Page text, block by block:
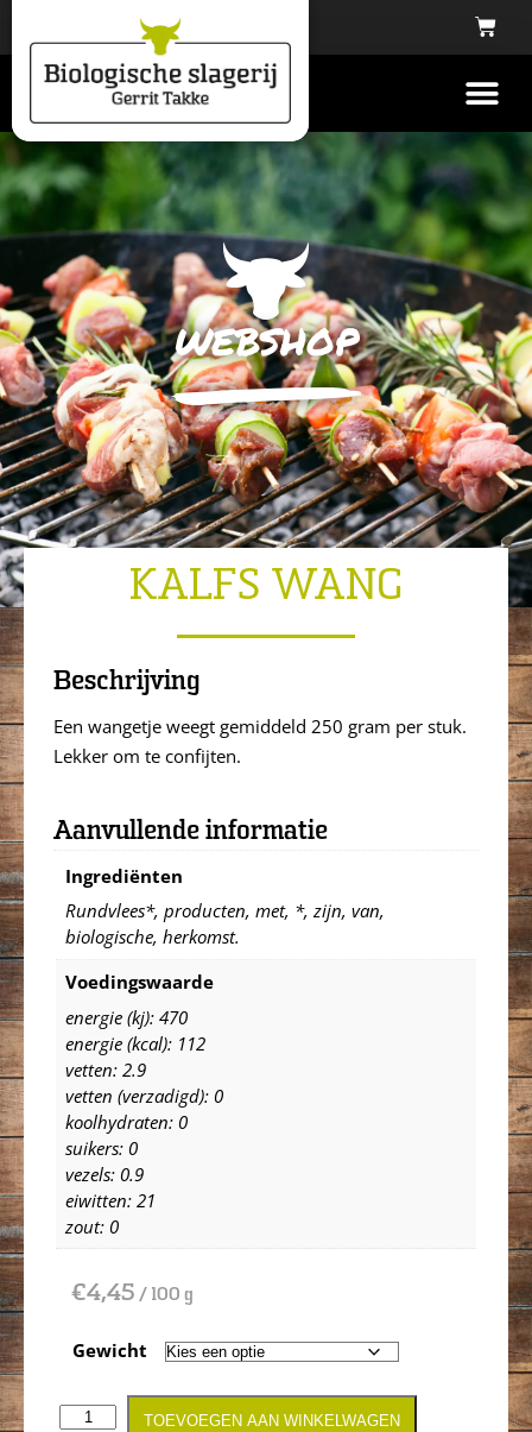
webshop
KALFS WANG
Beschrijving
Een wangetje weegt gemiddeld 250 gram per stuk.
Lekker om te confijten.
Aanvullende informatie
Ingrediënten
Rundvlees*, producten, met, *, zijn, van,
biologische, herkomst.
Voedingswaarde
energie (kj): 470
energie (kcal): 112
vetten: 2.9
vetten (verzadigd): 0
koolhydraten: 0
suikers: 0
vezels: 0.9
eiwitten: 21
zout: 0
€4,45 / 100 g
Gewicht
TOEVOEGEN AAN WINKELWAGEN